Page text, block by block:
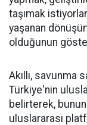
taşımak
yaşanan
olduğunun
Akıllı, savunma
Türkiye'nin
belirterek, bunun
uluslararası